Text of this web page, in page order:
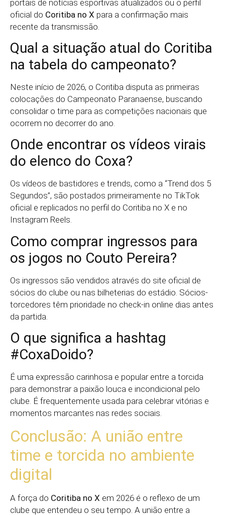
portais de notícias esportivas atualizados ou o perfil
oficial do Coritiba no X para a confirmação mais
recente da transmissão.
Qual a situação atual do Coritiba
na tabela do campeonato?
Neste início de 2026, o Coritiba disputa as primeiras
colocações do Campeonato Paranaense, buscando
consolidar o time para as competições nacionais que
ocorrem no decorrer do ano.
Onde encontrar os vídeos virais
do elenco do Coxa?
Os vídeos de bastidores e trends, como a “Trend dos 5
Segundos”, são postados primeiramente no TikTok
oficial e replicados no perfil do Coritiba no X e no
Instagram Reels.
Como comprar ingressos para
os jogos no Couto Pereira?
Os ingressos são vendidos através do site oficial de
sócios do clube ou nas bilheterias do estádio. Sócios-
torcedores têm prioridade no check-in online dias antes
da partida.
O que significa a hashtag
#CoxaDoido?
É uma expressão carinhosa e popular entre a torcida
para demonstrar a paixão louca e incondicional pelo
clube. É frequentemente usada para celebrar vitórias e
momentos marcantes nas redes sociais.
Conclusão: A união entre
time e torcida no ambiente
digital
A força do Coritiba no X em 2026 é o reflexo de um
clube que entendeu o seu tempo. A união entre a